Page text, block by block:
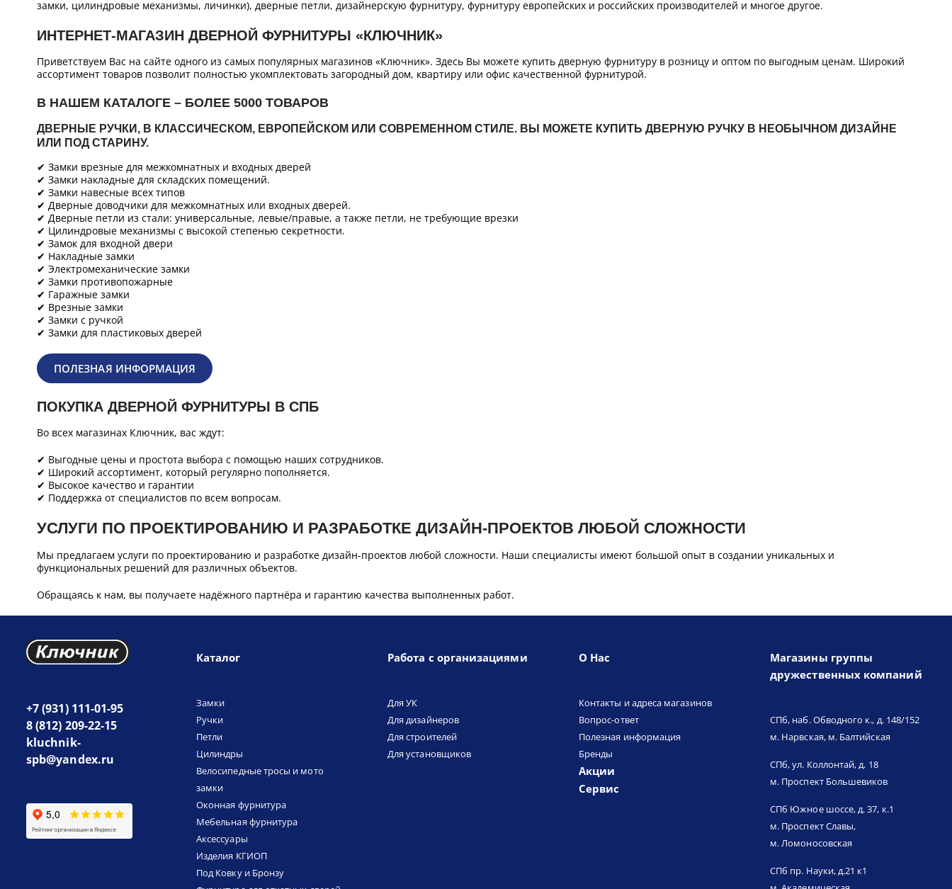
замки, цилиндровые механизмы, личинки), дверные петли, дизайнерскую фурнитуру, фурнитуру европейских и российских производителей и многое другое.
ИНТЕРНЕТ-МАГАЗИН ДВЕРНОЙ ФУРНИТУРЫ «КЛЮЧНИК»
Приветствуем Вас на сайте одного из самых популярных магазинов «Ключник». Здесь Вы можете купить дверную фурнитуру в розницу и оптом по выгодным ценам. Широкий
ассортимент товаров позволит полностью укомплектовать загородный дом, квартиру или офис качественной фурнитурой.
В НАШЕМ КАТАЛОГЕ – БОЛЕЕ 5000 ТОВАРОВ
ДВЕРНЫЕ РУЧКИ, В КЛАССИЧЕСКОМ, ЕВРОПЕЙСКОМ ИЛИ СОВРЕМЕННОМ СТИЛЕ. ВЫ МОЖЕТЕ КУПИТЬ ДВЕРНУЮ РУЧКУ В НЕОБЫЧНОМ ДИЗАЙНЕ
ИЛИ ПОД СТАРИНУ.
✔ Замки врезные для межкомнатных и входных дверей
✔ Замки накладные для складских помещений.
✔ Замки навесные всех типов
✔ Дверные доводчики для межкомнатных или входных дверей.
✔ Дверные петли из стали: универсальные, левые/правые, а также петли, не требующие врезки
✔ Цилиндровые механизмы с высокой степенью секретности.
✔ Замок для входной двери
✔ Накладные замки
✔ Электромеханические замки
✔ Замки противопожарные
✔ Гаражные замки
✔ Врезные замки
✔ Замки с ручкой
✔ Замки для пластиковых дверей
ПОЛЕЗНАЯ ИНФОРМАЦИЯ
ПОКУПКА ДВЕРНОЙ ФУРНИТУРЫ В СПБ
Во всех магазинах Ключник, вас ждут:
✔ Выгодные цены и простота выбора с помощью наших сотрудников.
✔ Широкий ассортимент, который регулярно пополняется.
✔ Высокое качество и гарантии
✔ Поддержка от специалистов по всем вопросам.
УСЛУГИ ПО ПРОЕКТИРОВАНИЮ И РАЗРАБОТКЕ ДИЗАЙН-ПРОЕКТОВ ЛЮБОЙ СЛОЖНОСТИ
Мы предлагаем услуги по проектированию и разработке дизайн-проектов любой сложности. Наши специалисты имеют большой опыт в создании уникальных и
функциональных решений для различных объектов.
Обращаясь к нам, вы получаете надёжного партнёра и гарантию качества выполненных работ.
+7 (931) 111-01-95
8 (812) 209-22-15
kluchnik-
spb@yandex.ru
Каталог
Замки
Ручки
Петли
Цилиндры
Велосипедные тросы и мото
замки
Оконная фурнитура
Мебельная фурнитура
Аксессуары
Изделия КГИОП
Под Ковку и Бронзу
Работа с организациями
Для УК
Для дизайнеров
Для строителей
Для установщиков
О Нас
Контакты и адреса магазинов
Вопрос-ответ
Полезная информация
Бренды
Акции
Сервис
Магазины группы
дружественных компаний
СПб, наб. Обводного к., д. 148/152
м. Нарвская, м. Балтийская
СПб, ул. Коллонтай, д. 18
м. Проспект Большевиков
СПб Южное шоссе, д. 37, к.1
м. Проспект Славы,
м. Ломоносовская
СПб пр. Науки, д.21 к1